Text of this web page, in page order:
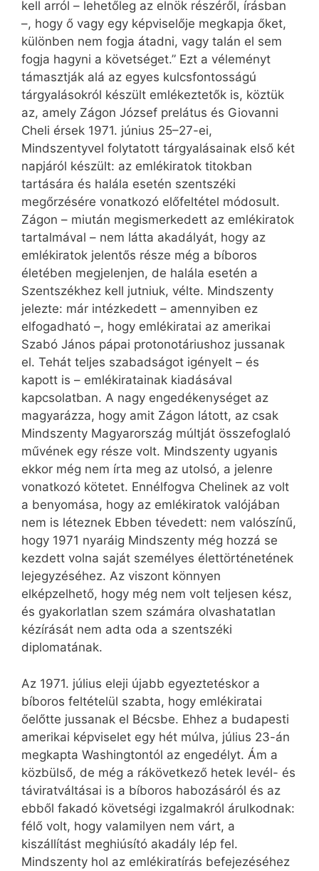
kell arról – lehetőleg az elnök részéről, írásban
–, hogy ő vagy egy képviselője megkapja őket,
különben nem fogja átadni, vagy talán el sem
fogja hagyni a követséget.” Ezt a véleményt
támasztják alá az egyes kulcsfontosságú
tárgyalásokról készült emlékeztetők is, köztük
az, amely Zágon József prelátus és Giovanni
Cheli érsek 1971. június 25–27-ei,
Mindszentyvel folytatott tárgyalásainak első két
napjáról készült: az emlékiratok titokban
tartására és halála esetén szentszéki
megőrzésére vonatkozó előfeltétel módosult.
Zágon – miután megismerkedett az emlékiratok
tartalmával – nem látta akadályát, hogy az
emlékiratok jelentős része még a bíboros
életében megjelenjen, de halála esetén a
Szentszékhez kell jutniuk, vélte. Mindszenty
jelezte: már intézkedett – amennyiben ez
elfogadható –, hogy emlékiratai az amerikai
Szabó János pápai protonotáriushoz jussanak
el. Tehát teljes szabadságot igényelt – és
kapott is – emlékiratainak kiadásával
kapcsolatban. A nagy engedékenységet az
magyarázza, hogy amit Zágon látott, az csak
Mindszenty Magyarország múltját összefoglaló
művének egy része volt. Mindszenty ugyanis
ekkor még nem írta meg az utolsó, a jelenre
vonatkozó kötetet. Ennélfogva Chelinek az volt
a benyomása, hogy az emlékiratok valójában
nem is léteznek Ebben tévedett: nem valószínű,
hogy 1971 nyaráig Mindszenty még hozzá se
kezdett volna saját személyes élettörténetének
lejegyzéséhez. Az viszont könnyen
elképzelhető, hogy még nem volt teljesen kész,
és gyakorlatlan szem számára olvashatatlan
kézírását nem adta oda a szentszéki
diplomatának.
Az 1971. július eleji újabb egyeztetéskor a
bíboros feltételül szabta, hogy emlékiratai
őelőtte jussanak el Bécsbe. Ehhez a budapesti
amerikai képviselet egy hét múlva, július 23-án
megkapta Washingtontól az engedélyt. Ám a
közbülső, de még a rákövetkező hetek levél- és
táviratváltásai is a bíboros habozásáról és az
ebből fakadó követségi izgalmakról árulkodnak:
félő volt, hogy valamilyen nem várt, a
kiszállítást meghiúsító akadály lép fel.
Mindszenty hol az emlékiratírás befejezéséhez